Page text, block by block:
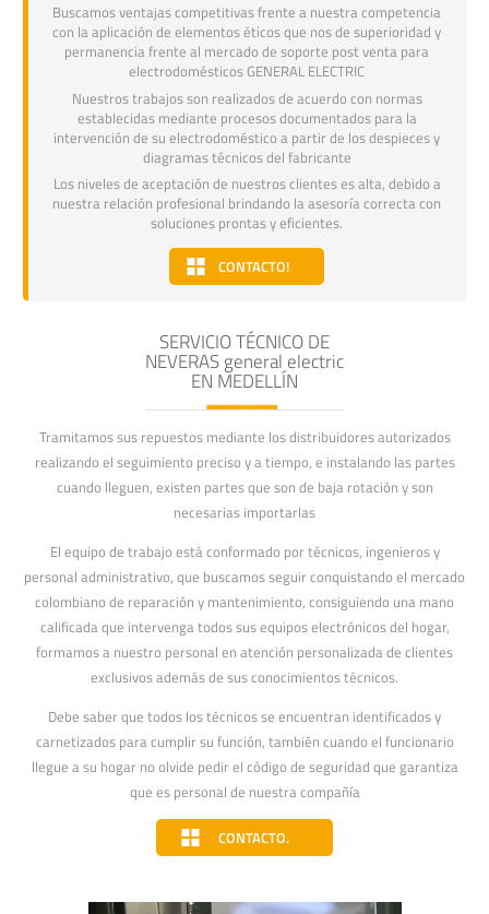
Buscamos ventajas competitivas frente a nuestra competencia
con la aplicación de elementos éticos que nos de superioridad y
permanencia frente al mercado de soporte post venta para
electrodomésticos GENERAL ELECTRIC
Nuestros trabajos son realizados de acuerdo con normas
establecidas mediante procesos documentados para la
intervención de su electrodoméstico a partir de los despieces y
diagramas técnicos del fabricante
Los niveles de aceptación de nuestros clientes es alta, debido a
nuestra relación profesional brindando la asesoría correcta con
soluciones prontas y eficientes.
CONTACTO!
SERVICIO TÉCNICO DE
NEVERAS general electric
EN MEDELLÍN
Tramitamos sus repuestos mediante los distribuidores autorizados
realizando el seguimiento preciso y a tiempo, e instalando las partes
cuando lleguen, existen partes que son de baja rotación y son
necesarias importarlas
El equipo de trabajo está conformado por técnicos, ingenieros y
personal administrativo, que buscamos seguir conquistando el mercado
colombiano de reparación y mantenimiento, consiguiendo una mano
calificada que intervenga todos sus equipos electrónicos del hogar,
formamos a nuestro personal en atención personalizada de clientes
exclusivos además de sus conocimientos técnicos.
Debe saber que todos los técnicos se encuentran identificados y
carnetizados para cumplir su función, también cuando el funcionario
llegue a su hogar no olvide pedir el código de seguridad que garantiza
que es personal de nuestra compañía
CONTACTO.